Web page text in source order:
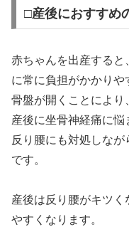
□産後におすすめ
赤ちゃんを出産する
に常に負担がかかりや
骨盤が開くことにより
産後に坐骨神経痛に
反り腰にも対処しな
です。
産後は反り腰がキツく
やすくなります。